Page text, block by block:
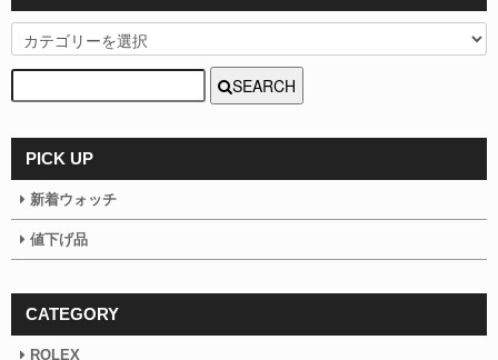
SEARCH
PICK UP
新着ウォッチ
値下げ品
CATEGORY
ROLEX